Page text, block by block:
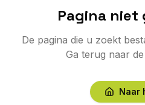
Pagina niet
De pagina die u zoekt
Ga terug naar
Naar